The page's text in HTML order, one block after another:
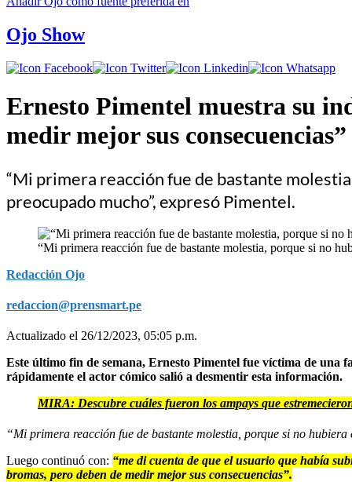
Ojo Show
Ernesto Pimentel muestra su
medir mejor sus consecuencias”
“Mi primera reacción fue de bastante
preocupado mucho”, expresó Pimentel.
“Mi primera reacción fue de bastante molestia, porque si no
Redacción Ojo
redaccion@prensmart.pe
Actualizado el 26/12/2023, 05:05 p.m.
Este último fin de semana, Ernesto Pimentel fue víctima de una
rápidamente el actor cómico salió a desmentir esta información.
MIRA: Descubre cuáles fueron los ampays que
“Mi primera reacción fue de bastante molestia, porque si no
Luego continuó con: “me di cuenta de que el usuario que había
bromas, pero deben de medir mejor sus consecuencias”.